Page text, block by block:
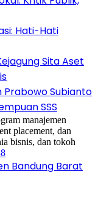
Hati-Hati
Sita Aset
Prabowo Subianto
SSS
manajemen
placement, dan
bisnis, dan tokoh
Bandung Barat